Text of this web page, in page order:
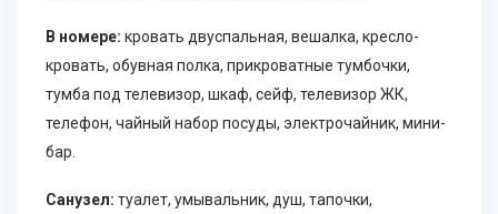
В номере: кровать двуспальная, вешалка, кресло-
кровать, обувная полка, прикроватные тумбочки,
тумба под телевизор, шкаф, сейф, телевизор ЖК,
телефон, чайный набор посуды, электрочайник, мини-
бар.
Санузел: туалет, умывальник, душ, тапочки,